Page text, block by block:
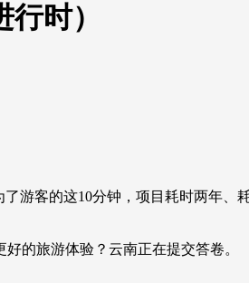
体育江湖 文化体育 冰雪道路
时）
客的这10分钟，项目耗时两年、
旅游体验？云南正在提交答卷。